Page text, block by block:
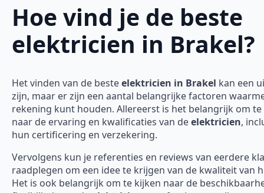
Hoe vind je de beste
elektricien in Brakel?
Het vinden van de besteelektricien in Brakel kan een
zijn, maar er zijn een aantal belangrijke factoren
rekening kunt houden. Allereerst is het belangrijk om
naar de ervaring en kwalificaties van deelektricien,
hun certificering en verzekering.
Vervolgens kun je referenties en reviews van eerdere
raadplegen om een idee te krijgen van de kwaliteit van
Het is ook belangrijk om te kijken naar de